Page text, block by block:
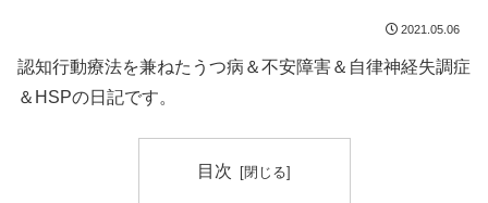
2021.05.06
認知行動療法を兼ねたうつ病＆不安障害＆自律神経失調症
＆HSPの日記です。
目次